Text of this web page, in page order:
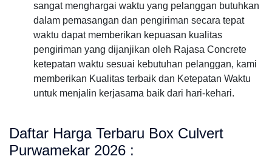
sangat menghargai waktu yang pelanggan butuhkan
dalam pemasangan dan pengiriman secara tepat
waktu dapat memberikan kepuasan kualitas
pengiriman yang dijanjikan oleh Rajasa Concrete
ketepatan waktu sesuai kebutuhan pelanggan, kami
memberikan Kualitas terbaik dan Ketepatan Waktu
untuk menjalin kerjasama baik dari hari-kehari.
Daftar Harga Terbaru Box Culvert
Purwamekar 2026 :